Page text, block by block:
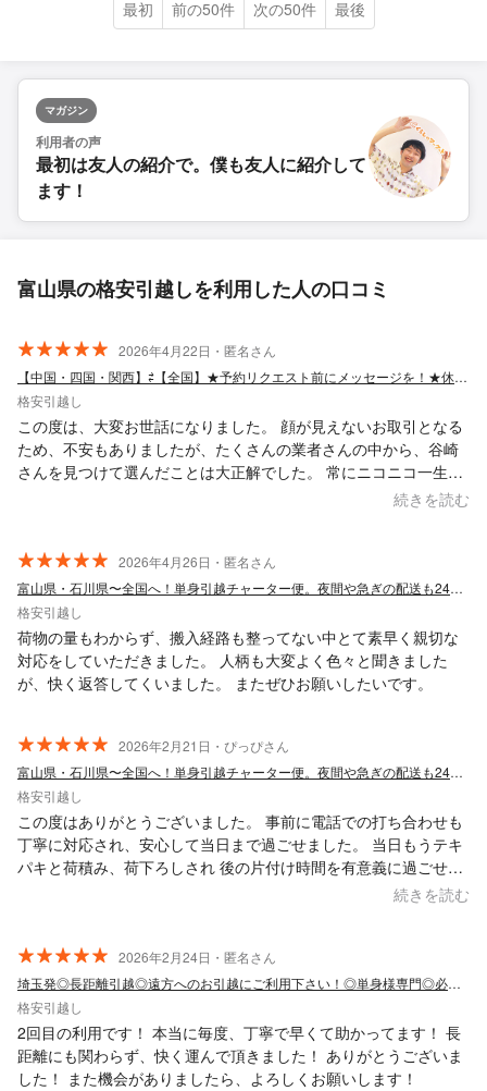
最初 前の50件 次の50件 最後
マガジン
利用者の声
最初は友人の紹介で。僕も友人に紹介して
ます！
富山県の格安引越しを利用した人の口コミ
2026年4月22日・匿名さん
【中国・四国・関西】⇄【全国】★予約リクエスト前にメッセージを！★休日割増無し
格安引越し
この度は、大変お世話になりました。 顔が見えないお取引となる
ため、不安もありましたが、たくさんの業者さんの中から、谷崎
さんを見つけて選んだことは大正解でした。 常にニコニコ一生懸
命にしていただき、おしゃべりしながらのお手伝いも楽しかった
を対応していただき、またご縁があれば是非谷崎さんへお願いし
たいと思います。 汗だくの後のポカリスエットは最高ですね！ 皆
さんにも是非おすすめのお引越しとなりました。 ありがとうござ
いました。
続きを読む
2026年4月26日・匿名さん
富山県・石川県〜全国へ！単身引越チャーター便。夜間や急ぎの配送も24時間フル対応
格安引越し
荷物の量もわからず、搬入経路も整ってない中とて素早く親切な
対応をしていただきました。 人柄も大変よく色々と聞きました
が、快く返答してくいました。 またぜひお願いしたいです。
2026年2月21日・ぴっぴさん
富山県・石川県〜全国へ！単身引越チャーター便。夜間や急ぎの配送も24時間フル対応
格安引越し
この度はありがとうございました。 事前に電話での打ち合わせも
丁寧に対応され、安心して当日まで過ごせました。 当日もうテキ
パキと荷積み、荷下ろしされ 後の片付け時間を有意義に過ごせま
続きを読む
2026年2月24日・匿名さん
埼玉発◎長距離引越◎遠方へのお引越にご利用下さい！◎単身様専門◎必ずページ確認を
格安引越し
2回目の利用です！ 本当に毎度、丁寧で早くて助かってます！ 長
距離にも関わらず、快く運んで頂きました！ ありがとうございま
した！ また機会がありましたら、よろしくお願いします！